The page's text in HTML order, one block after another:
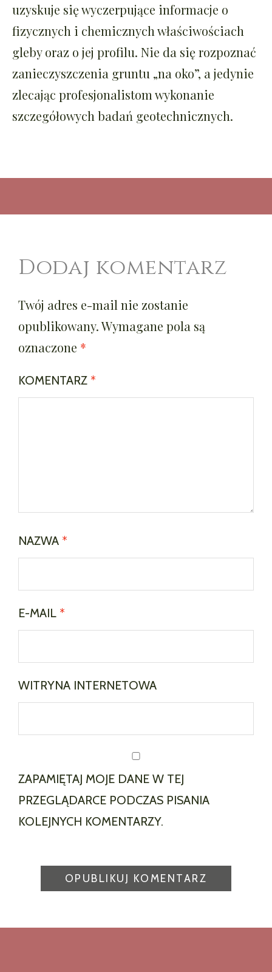
uzyskuje się wyczerpujące informacje o
fizycznych i chemicznych właściwościach
gleby oraz o jej profilu. Nie da się rozpoznać
zanieczyszczenia gruntu „na oko”, a jedynie
zlecając profesjonalistom wykonanie
szczegółowych badań geotechnicznych.
Dodaj komentarz
Twój adres e-mail nie zostanie
opublikowany.Wymagane pola są
oznaczone *
KOMENTARZ *
NAZWA *
E-MAIL *
WITRYNA INTERNETOWA
ZAPAMIĘTAJ MOJE DANE W TEJ
PRZEGLĄDARCE PODCZAS PISANIA
KOLEJNYCH KOMENTARZY.